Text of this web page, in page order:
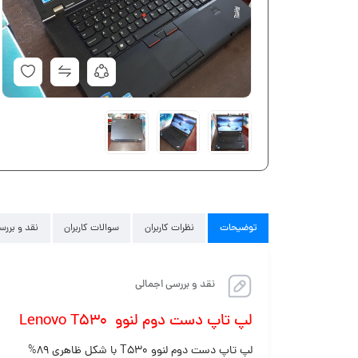
توضیحات نظرات کاربران سوالات کاربران نقد و
نقد و بررسی اجمالی
لپ تاپ دست دوم لنوو Lenovo T530
لپ تاپ دست دوم لنوو T530 با شکل ظاهری ۸۹%